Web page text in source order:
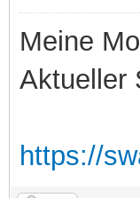
Meine
Aktueller
https://